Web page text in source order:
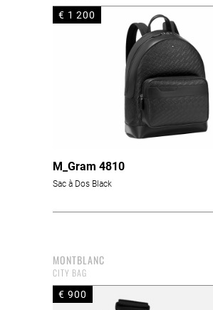
€ 1 200
M_Gram 4810
Sac à Dos Black
MONTBLANC
CITY BAG
€ 900